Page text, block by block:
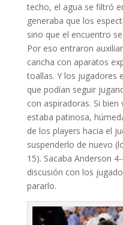
techo, el agua se filtró
generaba que los
sino que el encuentro
Por eso entraron
cancha con aparatos
toallas. Y los jugadores
que podían seguir
con aspiradoras. Si
estaba patinosa,
de los players hacia el
suspenderlo de nuevo
15). Sacaba Anderson
discusión con los
pararlo.